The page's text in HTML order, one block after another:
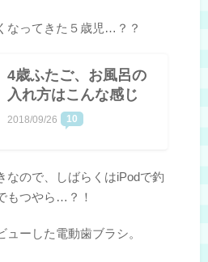
なってきた５歳児…？？
4歳ふたご、お風呂の
入れ方はこんな感じ
2018/09/26 10
なので、しばらくはiPodで釣
もつやら…？！
ーした電動歯ブラシ。